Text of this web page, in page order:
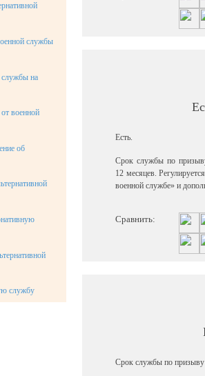
службы
на
военной
об
службу
Есть.
Срок службы по
12 месяцев.
военной службе» и
Сравнить:
Срок службы по